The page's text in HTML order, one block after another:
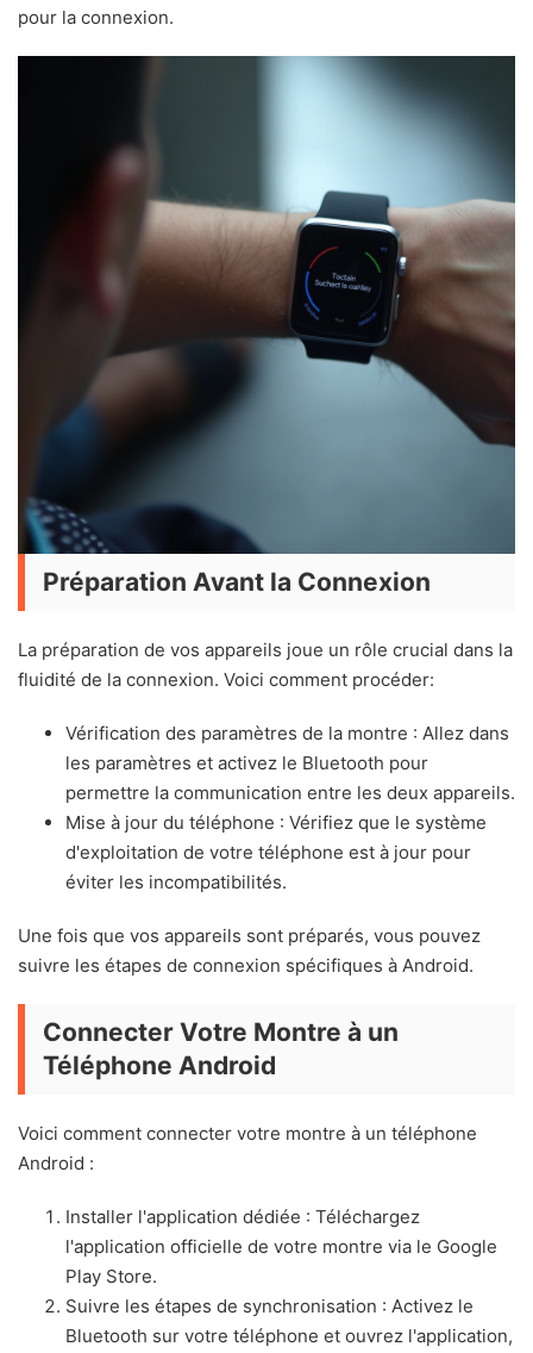
pour la connexion.
Préparation Avant la Connexion
La préparation de vos appareils joue un rôle crucial dans la
fluidité de la connexion. Voici comment procéder:
Vérification des paramètres de la montre : Allez dans
les paramètres et activez le Bluetooth pour
permettre la communication entre les deux appareils.
Mise à jour du téléphone : Vérifiez que le système
d'exploitation de votre téléphone est à jour pour
éviter les incompatibilités.
Une fois que vos appareils sont préparés, vous pouvez
suivre les étapes de connexion spécifiques à Android.
Connecter Votre Montre à un
Téléphone Android
Voici comment connecter votre montre à un téléphone
Android :
Installer l'application dédiée : Téléchargez
l'application officielle de votre montre via le Google
Play Store.
Suivre les étapes de synchronisation : Activez le
Bluetooth sur votre téléphone et ouvrez l'application,